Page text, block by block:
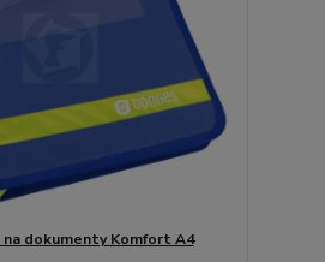
dokumenty Komfort A4